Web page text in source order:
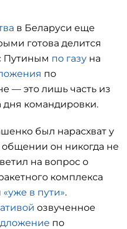
в Беларуси еще
готова делится
Путиным по газу на
по
— это лишь часть из
дня командировки.
был нарасхват у
общении он никогда не
на вопрос о
комплекса
«уже в пути».
озвученное
по